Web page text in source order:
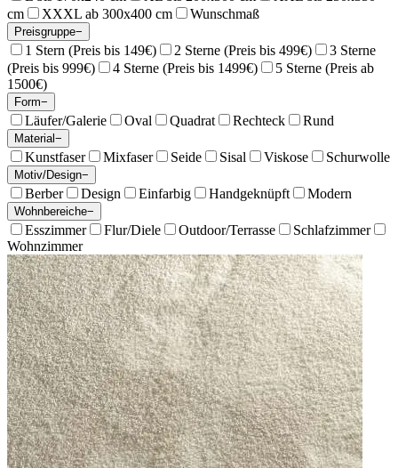
cm
XXXL ab 300x400 cm Wunschmaß
Preisgruppe−
1 Stern (Preis bis 149€) 2 Sterne (Preis bis 499€)
3 Sterne
(Preis bis 999€)
4 Sterne (Preis bis 1499€)
5 Sterne (Preis ab
1500€)
Form−
Läufer/Galerie Oval Quadrat Rechteck Rund
Material−
Kunstfaser Mixfaser Seide Sisal Viskose Schurwolle
Motiv/Design−
Berber Design Einfarbig Handgeknüpft Modern
Wohnbereiche−
Esszimmer Flur/Diele Outdoor/Terrasse
Schlafzimmer
Wohnzimmer